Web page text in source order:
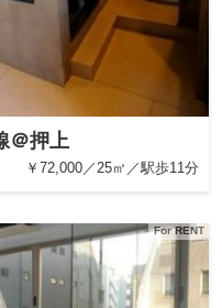
＠押上
￥72,000／25㎡／駅歩11分
For RENT